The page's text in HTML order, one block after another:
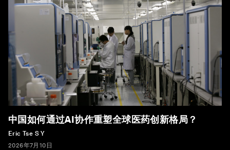
中国如何通过AI协作重塑全球医药创新格局？
Eric Tse S Y
2026年7月10日